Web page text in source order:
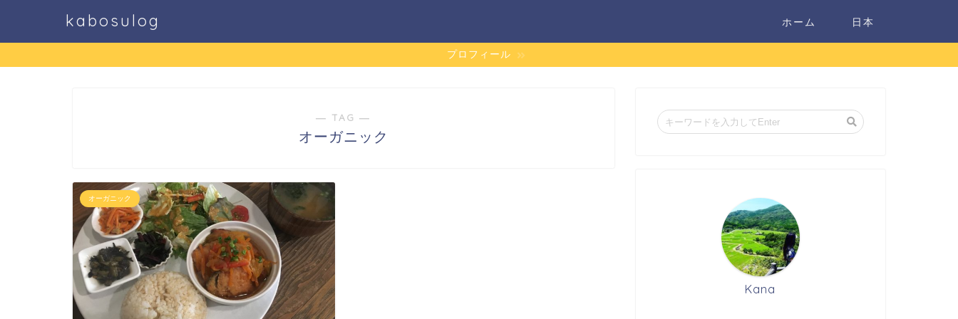
kabosulog ホーム 日本
プロフィール
― TAG ―
オーガニック
オーガニック
Kana